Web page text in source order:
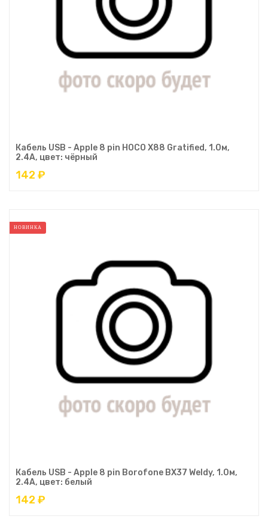
Кабель USB - Apple 8 pin HOCO X88 Gratified, 1.0м,
2.4A, цвет: чёрный
142 ₽
НОВИНКА
Кабель USB - Apple 8 pin Borofone BX37 Weldy, 1.0м,
2.4A, цвет: белый
142 ₽